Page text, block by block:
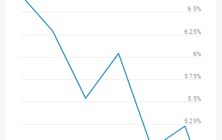
5.25%
5.5%
5.75%
6%
6.25%
6.5%